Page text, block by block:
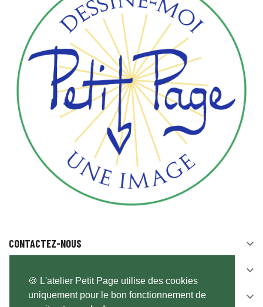
🍪 L'atelier Petit Page utilise des cookies
uniquement pour le bon fonctionnement de
CONTACTEZ-NOUS 

NEWSLETTER 